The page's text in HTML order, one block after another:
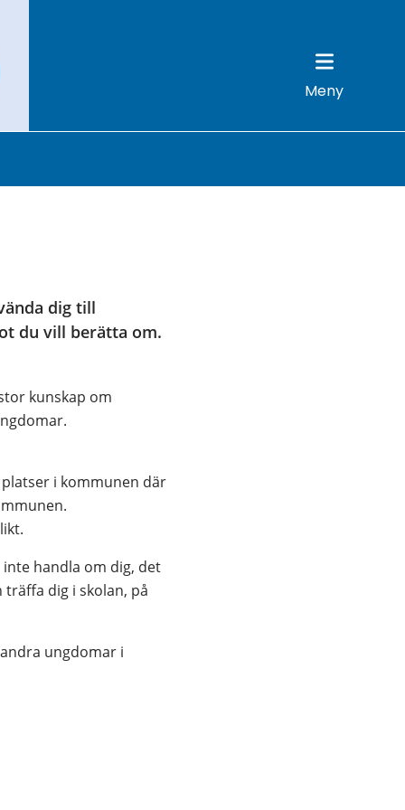
Meny
dig till
du vill berätta om.
kunskap om
i kommunen där
handla om dig, det
träffa dig i skolan, på
ungdomar i